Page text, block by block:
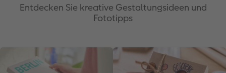
Entdecken Sie kreative Gestaltungsideen und
Fototipps